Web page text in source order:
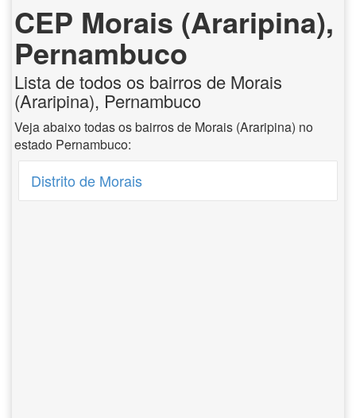
CEP Morais (Araripina),
Pernambuco
Lista de todos os bairros de Morais
(Araripina), Pernambuco
Veja abaixo todas os bairros de Morais (Araripina) no
estado Pernambuco:
Distrito de Morais